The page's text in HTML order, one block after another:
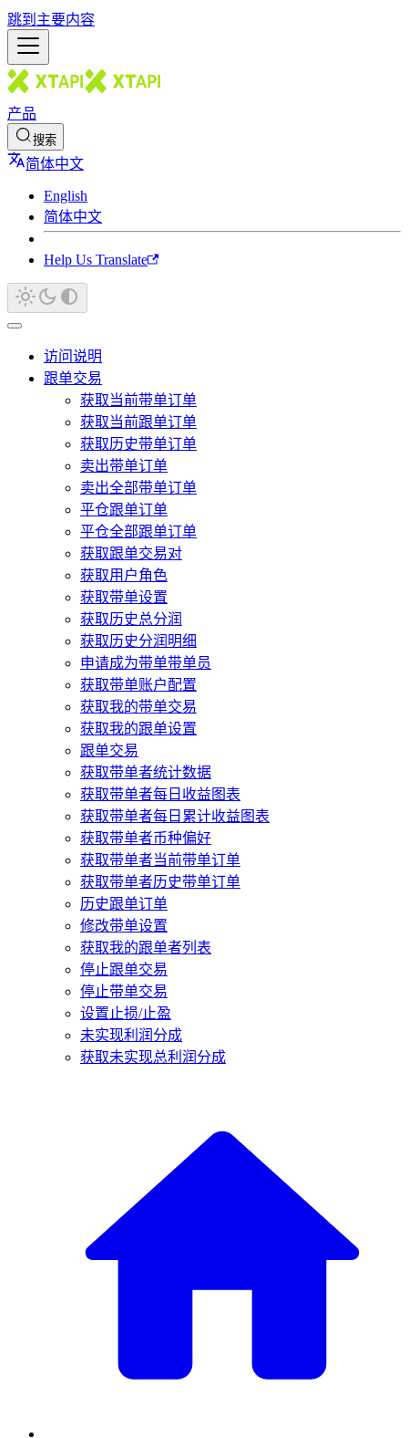
跳到主要内容
产品
搜索
简体中文
English
简体中文
Help Us Translate
访问说明
跟单交易
获取当前带单订单
获取当前跟单订单
获取历史带单订单
卖出带单订单
卖出全部带单订单
平仓跟单订单
平仓全部跟单订单
获取跟单交易对
获取用户角色
获取带单设置
获取历史总分润
获取历史分润明细
申请成为带单带单员
获取带单账户配置
获取我的带单交易
获取我的跟单设置
跟单交易
获取带单者统计数据
获取带单者每日收益图表
获取带单者每日累计收益图表
获取带单者币种偏好
获取带单者当前带单订单
获取带单者历史带单订单
历史跟单订单
修改带单设置
获取我的跟单者列表
停止跟单交易
停止带单交易
设置止损/止盈
未实现利润分成
获取未实现总利润分成